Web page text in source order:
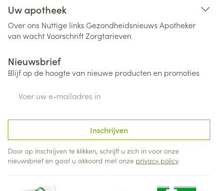
Uw apotheek
Over ons Nuttige links Gezondheidsnieuws Apotheker
van wachtVoorschriftZorgtarieven
Nieuwsbrief
Blijf op de hoogte van nieuwe producten en promoties
Inschrijven
Door op inschrijven te klikken, schrijft u zich in voor onze
nieuwsbrief en gaat u akkoord met onze privacy policy.